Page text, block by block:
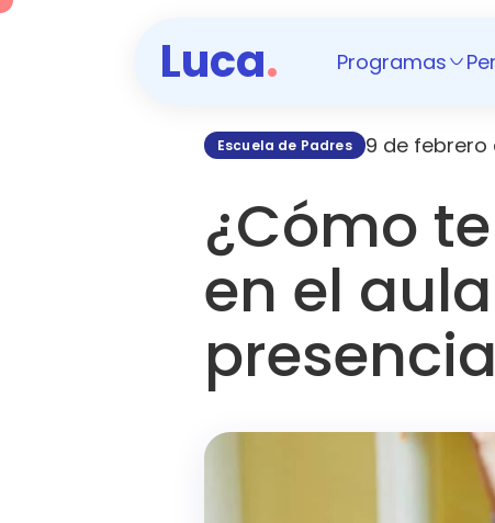
Luca. Programas
Escuela de Padres 9 de febrero
¿Cómo
en el